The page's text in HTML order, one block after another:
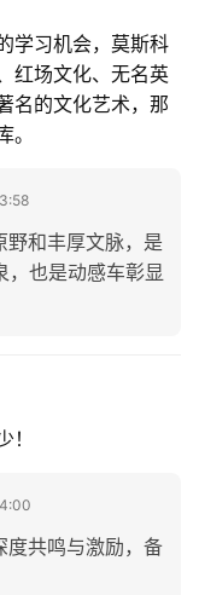
学习机会，莫斯科
红场文化、无名英
名的文化艺术，那
野和丰厚文脉，是
，也是动感车彰显
度共鸣与激励，备